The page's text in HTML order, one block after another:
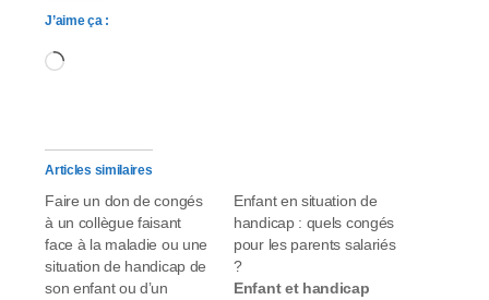
J’aime ça :
Chargement…
Articles similaires
Faire un don de congés
à un collègue faisant
face à la maladie ou une
situation de handicap de
son enfant ou d’un
Enfant en situation de
handicap : quels congés
pour les parents salariés
?
Enfant et handicap